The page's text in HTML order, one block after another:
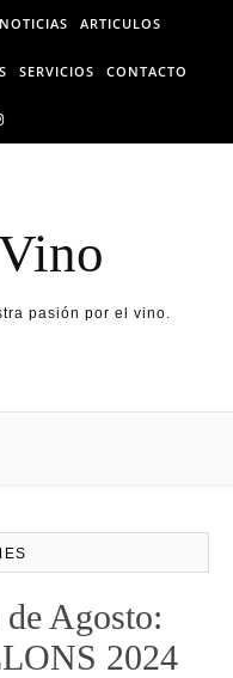
NOTICIAS ARTICULOS
SERVICIOS CONTACTO
pasión por el vino.
Agosto:
2024